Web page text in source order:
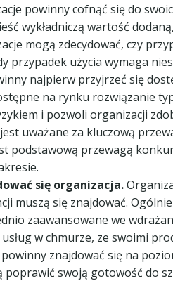
powinny cofnąć się do
wykładniczą wartość
mogą zdecydować, czy
przypadek użycia wymaga
najpierw przyjrzeć się
na rynku rozwiązanie
i pozwoli organizacji
uważane za kluczową
podstawową przewagą
się organizacja.
muszą się znajdować.
zaawansowane we
w chmurze, ze swoimi
znajdować się na
poprawić swoją gotowość do